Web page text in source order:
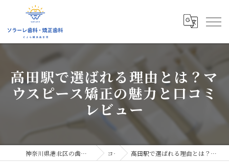
高田駅で選ばれる理由とは？マ
ウスピース矯正の魅力と口コミ
レビュー
神奈川県港北区の歯医者ならソラーレ歯科・矯正歯科 コラム 高田駅で選ばれる理由とは？マウスピース矯正の魅力と口コミレビュー